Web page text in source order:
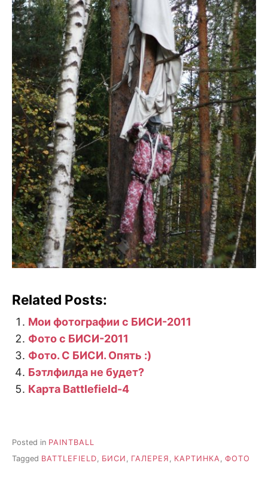
Related Posts:
Мои фотографии с БИСИ-2011
Фото с БИСИ-2011
Фото. С БИСИ. Опять :)
Бэтлфилда не будет?
Карта Battlefield-4
Posted in PAINTBALL
Tagged BATTLEFIELD БИСИ ГАЛЕРЕЯ КАРТИНКА ФОТО